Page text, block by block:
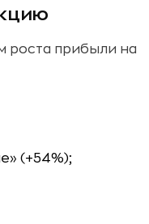
роста прибыли на
(+54%);